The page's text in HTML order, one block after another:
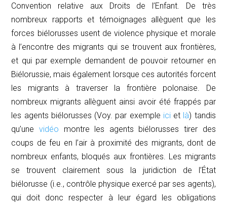
Convention relative aux Droits de l’Enfant. De très
nombreux rapports et témoignages allèguent que les
forces biélorusses usent de violence physique et morale
à l’encontre des migrants qui se trouvent aux frontières,
et qui par exemple demandent de pouvoir retourner en
Biélorussie, mais également lorsque ces autorités forcent
les migrants à traverser la frontière polonaise. De
nombreux migrants allèguent ainsi avoir été frappés par
les agents biélorusses (Voy. par exemple iciet là) tandis
qu’unevidéo montre les agents biélorusses tirer des
coups de feu en l’air à proximité des migrants, dont de
nombreux enfants, bloqués aux frontières. Les migrants
se trouvent clairement sous la juridiction de l’État
biélorusse (i.e., contrôle physique exercé par ses agents),
qui doit donc respecter à leur égard les obligations